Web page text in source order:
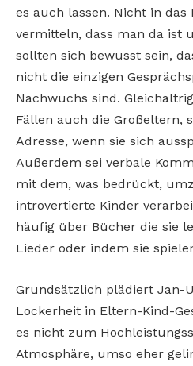
es auch lassen. Nicht in das
vermitteln, dass man da ist
sollten sich bewusst sein,
nicht die einzigen
Nachwuchs sind.
Fällen auch die Großeltern,
Adresse, wenn sie sich
Außerdem sei verbale
mit dem, was bedrückt,
introvertierte Kinder
häufig über Bücher die sie
Lieder oder indem sie
Grundsätzlich plädiert Jan-
Lockerheit in Eltern-Kind-
es nicht zum
Atmosphäre, umso eher